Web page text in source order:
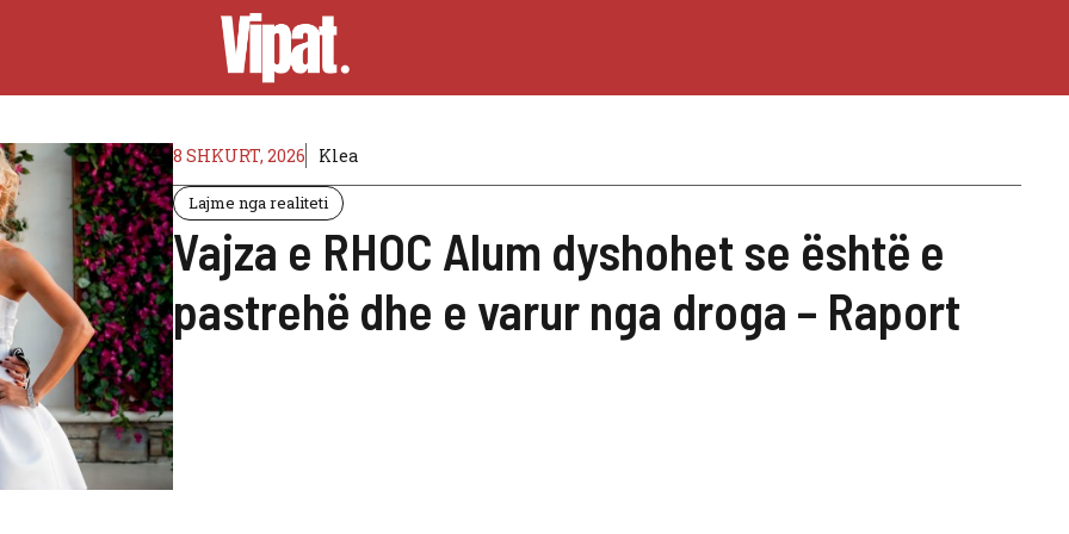
8 SHKURT, 2026 Klea
Lajme nga realiteti
Vajza e RHOC Alum dyshohet se është e
pastrehë dhe e varur nga droga – Raport